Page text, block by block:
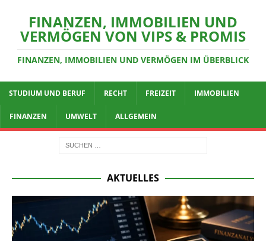
FINANZEN, IMMOBILIEN UND
VERMÖGEN VON VIPS & PROMIS
FINANZEN, IMMOBILIEN UND VERMÖGEN IM ÜBERBLICK
STUDIUM UND BERUF RECHT FREIZEIT IMMOBILIEN
FINANZEN UMWELT ALLGEMEIN
AKTUELLES